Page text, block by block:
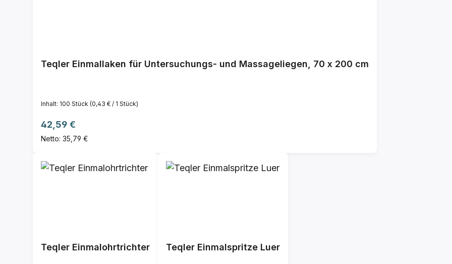
Teqler Einmallaken für Untersuchungs- und Massageliegen, 70 x 200 cm
Inhalt: 100 Stück (0,43 € / 1 Stück)
Regulärer Preis:
42,59 €
Netto: 35,79 €
Teqler Einmalohrtrichter Teqler Einmalspritze Luer